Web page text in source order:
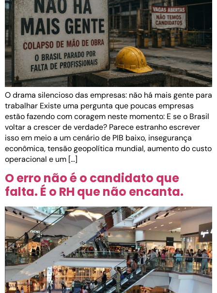
O drama silencioso das empresas: não há mais gente para
trabalhar Existe uma pergunta que poucas empresas
estão fazendo com coragem neste momento: E se o Brasil
voltar a crescer de verdade? Parece estranho escrever
isso em meio a um cenário de PIB baixo, insegurança
econômica, tensão geopolítica mundial, aumento do custo
operacional e um […]
O erro não é o candidato que
falta. É o RH que não encanta.